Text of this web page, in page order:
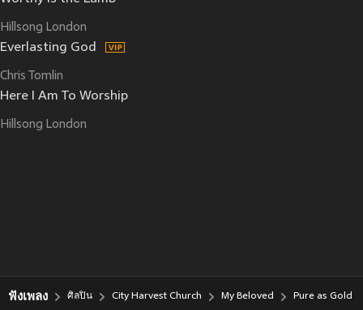
Hillsong London
Everlasting God
Chris Tomlin
Here I Am To Worship
Hillsong London
ฟังเพลง ศิลปิน City Harvest Church My Beloved Pure as Gold